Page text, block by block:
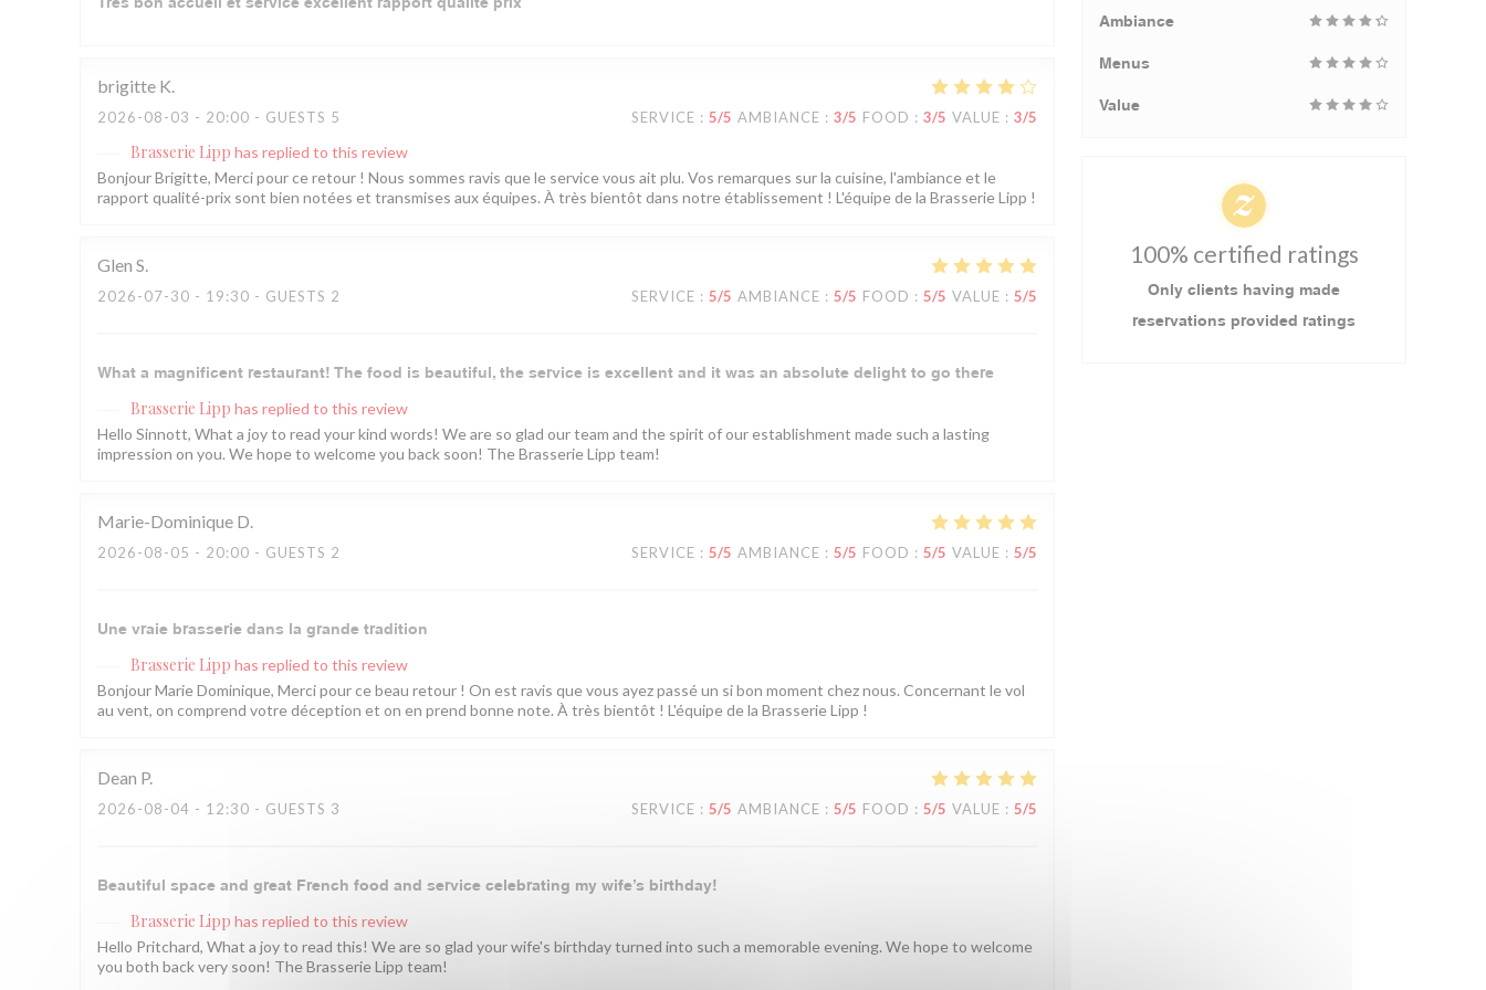
brigitte K
2026-08-03 - 20:00 - GUESTS 5 SERVICE : 5/5 AMBIANCE : 3/5 FOOD : 3/5 VALUE : 3/5
Brasserie Lipp has replied to this review
Bonjour Brigitte, Merci pour ce retour ! Nous sommes ravis que le service vous ait plu. Vos remarques sur la cuisine, l'ambiance et le
rapport qualité-prix sont bien notées et transmises aux équipes. À très bientôt dans notre établissement ! L'équipe de la Brasserie Lipp !
Glen S
2026-07-30 - 19:30 - GUESTS 2 SERVICE : 5/5 AMBIANCE : 5/5 FOOD : 5/5 VALUE : 5/5
What a magnificent restaurant! The food is beautiful, the service is excellent and it was an absolute delight to go there
Brasserie Lipp has replied to this review
Hello Sinnott, What a joy to read your kind words! We are so glad our team and the spirit of our establishment made such a lasting
impression on you. We hope to welcome you back soon! The Brasserie Lipp team!
Marie-Dominique D
2026-08-05 - 20:00 - GUESTS 2 SERVICE : 5/5 AMBIANCE : 5/5 FOOD : 5/5 VALUE : 5/5
Une vraie brasserie dans la grande tradition
Brasserie Lipp has replied to this review
Bonjour Marie Dominique, Merci pour ce beau retour ! On est ravis que vous ayez passé un si bon moment chez nous. Concernant le vol
au vent, on comprend votre déception et on en prend bonne note. À très bientôt ! L'équipe de la Brasserie Lipp !
Dean P
2026-08-04 - 12:30 - GUESTS 3 SERVICE : 5/5 AMBIANCE : 5/5 FOOD : 5/5 VALUE : 5/5
Beautiful space and great French food and service celebrating my wife’s birthday!
Brasserie Lipp has replied to this review
Hello Pritchard, What a joy to read this! We are so glad your wife's birthday turned into such a memorable evening. We hope to welcome
you both back very soon! The Brasserie Lipp team!
Ambiance
Menus
Value
100% certified ratings
Only clients having made
reservations provided ratings